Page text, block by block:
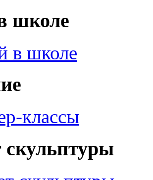
школе
в школе
классы